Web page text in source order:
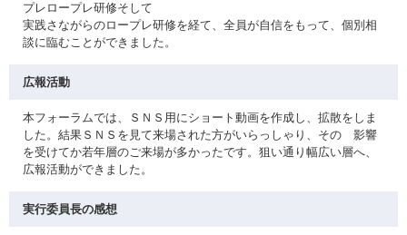
プレロープレ研修そして
実践さながらのロープレ研修を経て、全員が自信をもって、個別相
談に臨むことができました。
広報活動
本フォーラムでは、ＳＮＳ用にショート動画を作成し、拡散をしま
した。結果ＳＮＳを見て来場された方がいらっしゃり、その 影響
を受けてか若年層のご来場が多かったです。狙い通り幅広い層へ、
広報活動ができました。
実行委員長の感想